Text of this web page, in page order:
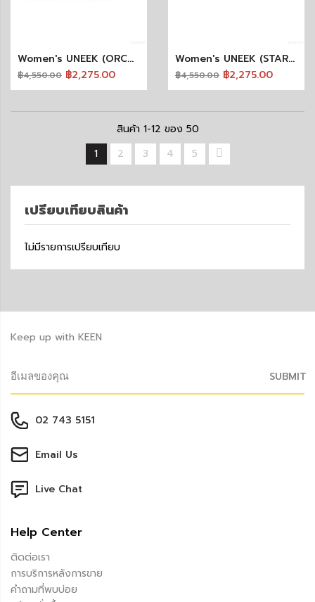
Women's UNEEK (ORCHID PETAL/BIRCH)
฿4,550.00 ฿2,275.00
Women's UNEEK (STAR WHITE/STAR WHITE)
฿4,550.00 ฿2,275.00
สินค้า 1-12 ของ 50
1
2 3 4 5
เปรียบเทียบสินค้า
ไม่มีรายการเปรียบเทียบ
Keep up with KEEN
SUBMIT
02 743 5151
Email Us
Live Chat
Help Center
ติดต่อเรา
การบริการหลังการขาย
คำถามที่พบบ่อย